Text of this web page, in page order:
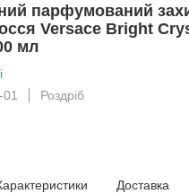
парфумований
Versace Bright
мл
Роздріб
Доставка